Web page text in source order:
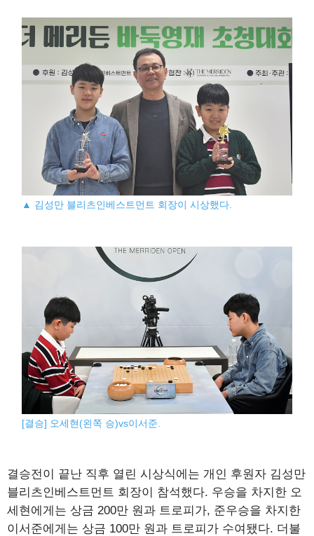
▲ 김성만 블리츠인베스트먼트 회장이 시상했다.
[결승] 오세현(왼쪽 승)vs이서준.
결승전이 끝난 직후 열린 시상식에는 개인 후원자 김성만
블리츠인베스트먼트 회장이 참석했다. 우승을 차지한 오
세현에게는 상금 200만 원과 트로피가, 준우승을 차지한
이서준에게는 상금 100만 원과 트로피가 수여됐다. 더불